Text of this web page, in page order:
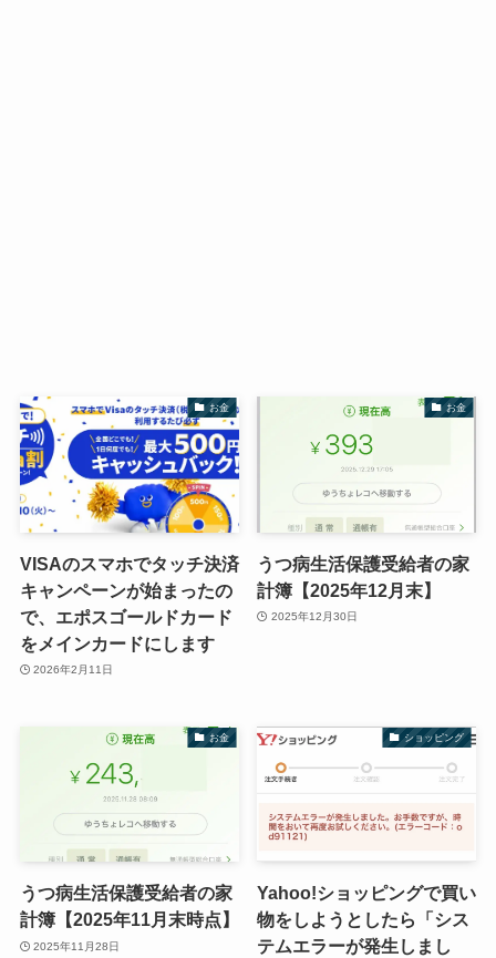
お金
VISAのスマホでタッチ決済
キャンペーンが始まったの
で、エポスゴールドカード
をメインカードにします
2026年2月11日
お金
うつ病生活保護受給者の家
計簿【2025年12月末】
2025年12月30日
お金
うつ病生活保護受給者の家
計簿【2025年11月末時点】
2025年11月28日
ショッピング
Yahoo!ショッピングで買い
物をしようとしたら「シス
テムエラーが発生しまし